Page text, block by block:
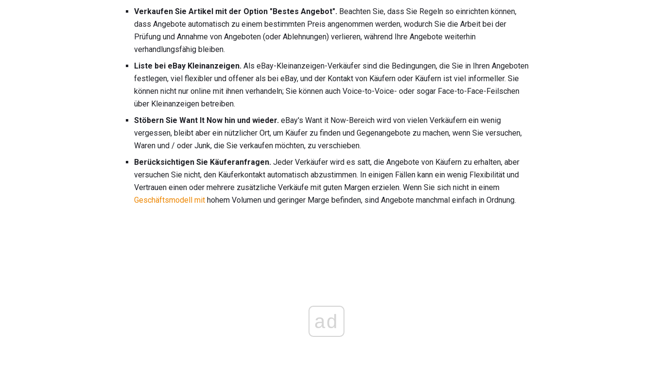
Verkaufen Sie Artikel mit der Option "Bestes Angebot". Beachten Sie, dass Sie Regeln so einrichten können,
dass Angebote automatisch zu einem bestimmten Preis angenommen werden, wodurch Sie die Arbeit bei der
Prüfung und Annahme von Angeboten (oder Ablehnungen) verlieren, während Ihre Angebote weiterhin
verhandlungsfähig bleiben.
Liste bei eBay Kleinanzeigen. Als eBay-Kleinanzeigen-Verkäufer sind die Bedingungen, die Sie in Ihren Angeboten
festlegen, viel flexibler und offener als bei eBay, und der Kontakt von Käufern oder Käufern ist viel informeller. Sie
können nicht nur online mit ihnen verhandeln; Sie können auch Voice-to-Voice- oder sogar Face-to-Face-Feilschen
über Kleinanzeigen betreiben.
Stöbern Sie Want It Now hin und wieder. eBay's Want it Now-Bereich wird von vielen Verkäufern ein wenig
vergessen, bleibt aber ein nützlicher Ort, um Käufer zu finden und Gegenangebote zu machen, wenn Sie versuchen,
Waren und / oder Junk, die Sie verkaufen möchten, zu verschieben.
Berücksichtigen Sie Käuferanfragen. Jeder Verkäufer wird es satt, die Angebote von Käufern zu erhalten, aber
versuchen Sie nicht, den Käuferkontakt automatisch abzustimmen. In einigen Fällen kann ein wenig Flexibilität und
Vertrauen einen oder mehrere zusätzliche Verkäufe mit guten Margen erzielen. Wenn Sie sich nicht in einem
Geschäftsmodell mit hohem Volumen und geringer Marge befinden, sind Angebote manchmal einfach in Ordnung.
ad